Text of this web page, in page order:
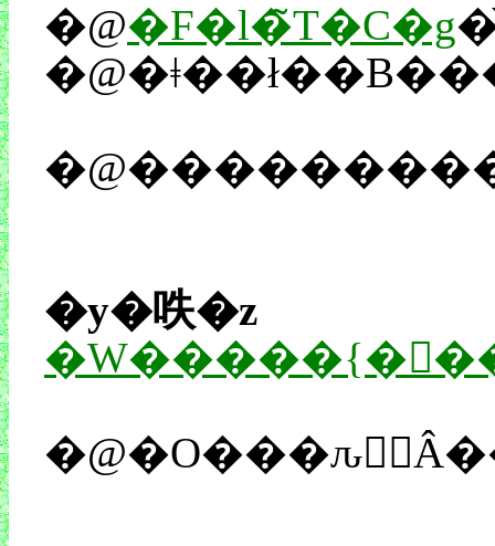
�@�F�l�̃T�C�g
�y�呹�z